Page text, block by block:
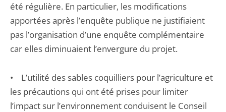
été régulière. En particulier, les modifications
apportées après l’enquête publique ne justifiaient
pas l’organisation d’une enquête complémentaire
car elles diminuaient l’envergure du projet.
• L’utilité des sables coquilliers pour l’agriculture et
les précautions qui ont été prises pour limiter
l’impact sur l’environnement conduisent le Conseil